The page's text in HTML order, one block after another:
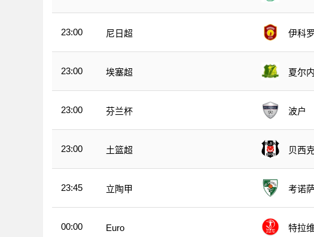
23:00 尼日超 伊科
23:00 埃塞超 夏尔
23:00 芬兰杯 波户
23:00 土篮超 贝西
23:45 立陶甲 考诺
00:00 Euro 特拉